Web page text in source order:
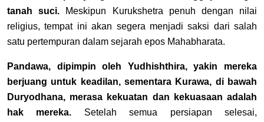
tanah suci. Meskipun Kurukshetra penuh dengan nilai
religius, tempat ini akan segera menjadi saksi dari salah
satu pertempuran dalam sejarah epos Mahabharata.
Pandawa, dipimpin oleh Yudhishthira, yakin mereka
berjuang untuk keadilan, sementara Kurawa, di bawah
Duryodhana, merasa kekuatan dan kekuasaan adalah
hak mereka. Setelah semua persiapan selesai,